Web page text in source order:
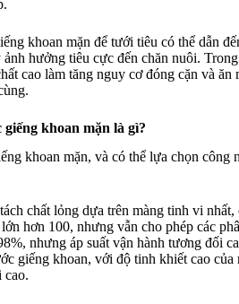
khoan mặn để tưới tiêu có thể dẫn
hưởng tiêu cực đến chăn nuôi.
cao làm tăng nguy cơ đóng cặn và
khoan mặn là gì?
khoan mặn, và có thể lựa chọn công
chất lỏng dựa trên màng tinh vi
hơn 100, nhưng vẫn cho phép các
nhưng áp suất vận hành tương đối
giếng khoan, với độ tinh khiết cao
cao.